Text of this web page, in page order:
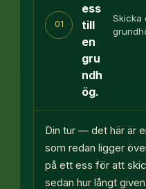
01
ess
till
en
gru
ndh
ög.
Skicka
Din tur — det här är
som redan ligger
på ett ess för att
sedan hur långt